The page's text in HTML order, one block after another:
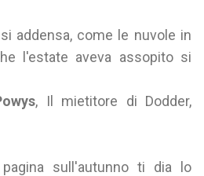
addensa, come le nuvole in
l'estate aveva assopito si
, Il mietitore di Dodder,
sull'autunno ti dia lo